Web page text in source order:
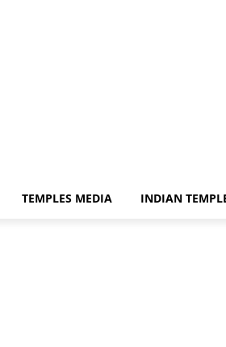
TEMPLES MEDIA INDIAN